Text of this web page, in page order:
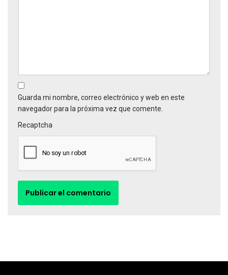
Guarda mi nombre, correo electrónico y web en este
navegador para la próxima vez que comente.
Recaptcha